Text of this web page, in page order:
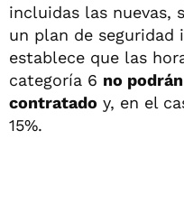
incluidas las nuevas,
un plan de
establece que las
categoría 6 no
contratado y, en el
15%.